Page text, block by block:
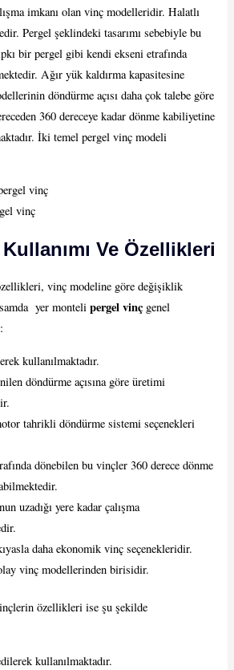
imkanı olan vinç modelleridir. Halatlı
Pergel şeklindeki tasarımı sebebiyle bu
bir pergel gibi kendi ekseni etrafında
Ağır yük kaldırma kapasitesine
döndürme açısı daha çok talebe göre
360 dereceye kadar dönme kabiliyetine
İki temel pergel vinç modeli
vinç
vinç
Ve Özellikleri
vinç modeline göre değişiklik
yer montelipergel vinç genel
kullanılmaktadır.
döndürme açısına göre üretimi
tahrikli döndürme sistemi seçenekleri
dönebilen bu vinçler 360 derece dönme
uzadığı yere kadar çalışma
daha ekonomik vinç seçenekleridir.
vinç modellerinden birisidir.
özellikleri ise şu şekilde
kullanılmaktadır.